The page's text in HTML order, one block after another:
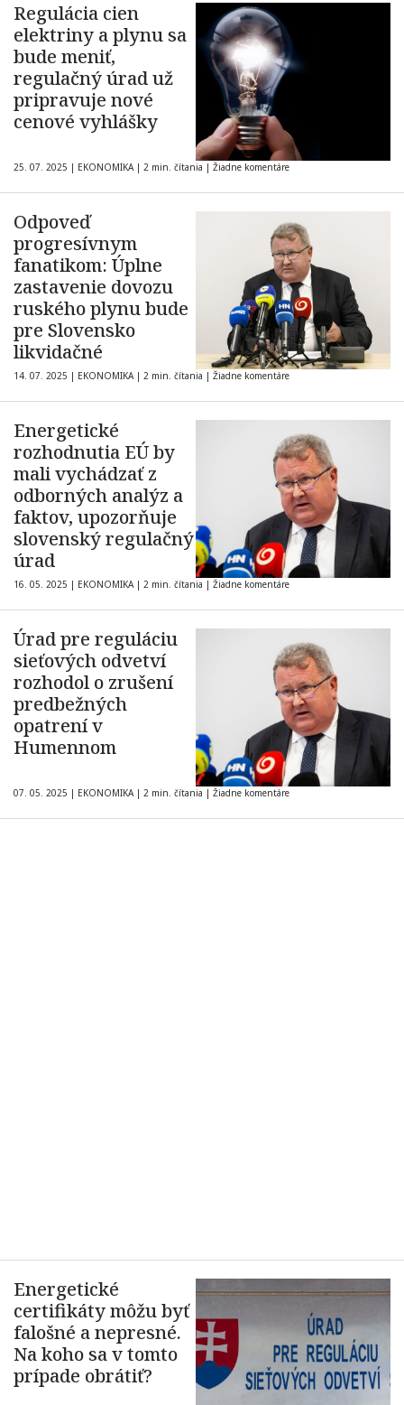
Regulácia cien
elektriny a plynu sa
bude meniť,
regulačný úrad už
pripravuje nové
cenové vyhlášky
25. 07. 2025 | EKONOMIKA | 2 min. čítania | Žiadne komentáre
Odpoveď
progresívnym
fanatikom: Úplne
zastavenie dovozu
ruského plynu bude
pre Slovensko
likvidačné
14. 07. 2025 | EKONOMIKA | 2 min. čítania | Žiadne komentáre
Energetické
rozhodnutia EÚ by
mali vychádzať z
odborných analýz a
faktov, upozorňuje
slovenský regulačný
úrad
16. 05. 2025 | EKONOMIKA | 2 min. čítania | Žiadne komentáre
Úrad pre reguláciu
sieťových odvetví
rozhodol o zrušení
predbežných
opatrení v
Humennom
07. 05. 2025 | EKONOMIKA | 2 min. čítania | Žiadne komentáre
Energetické
certifikáty môžu byť
falošné a nepresné.
Na koho sa v tomto
prípade obrátiť?